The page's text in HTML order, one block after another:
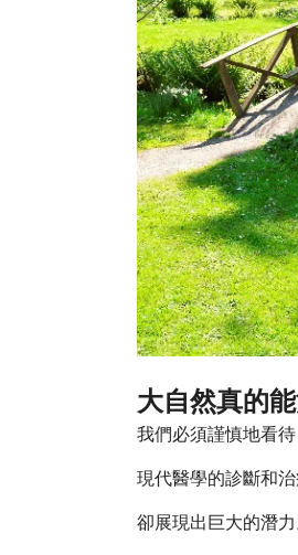
大自然真的
我們必須謹慎地看
現代醫學的診斷和
卻展現出巨大的潛